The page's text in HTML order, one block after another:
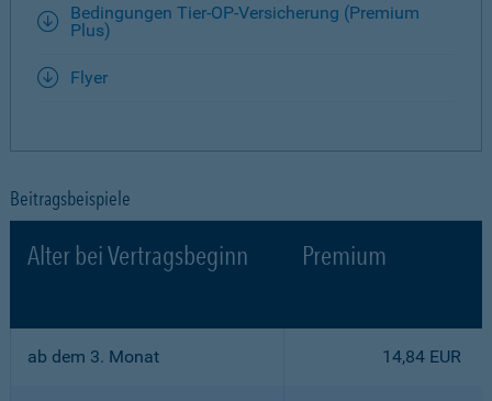
Bedingungen Tier-OP-Versicherung (Premium
Plus)
Flyer
Beitragsbeispiele
Alter bei Vertragsbeginn Premium
ab dem 3. Monat 14,84 EUR